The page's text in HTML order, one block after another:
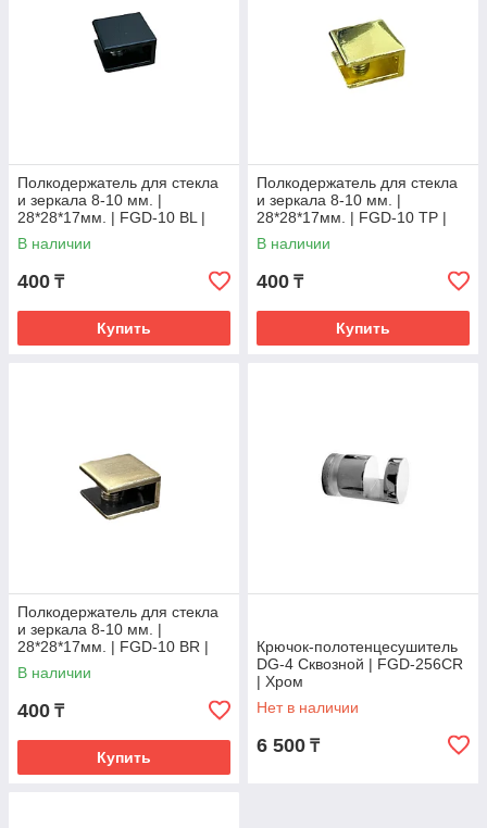
Полкодержатель для стекла
и зеркала 8-10 мм. |
28*28*17мм. | FGD-10 BL |
Черный
В наличии
400 ₸
Купить
Полкодержатель для стекла
и зеркала 8-10 мм. |
28*28*17мм. | FGD-10 TP |
Золотой
В наличии
400 ₸
Купить
Полкодержатель для стекла
и зеркала 8-10 мм. |
28*28*17мм. | FGD-10 BR |
Бронзовый
В наличии
400 ₸
Купить
Крючок-полотенцесушитель
DG-4 Сквозной | FGD-256CR
| Хром
Нет в наличии
6 500 ₸